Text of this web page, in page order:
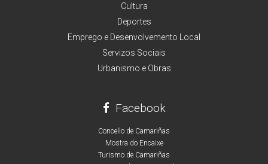
Cultura
Deportes
Emprego e Desenvolvemento Local
Servizos Sociais
Urbanismo e Obras
Facebook
Concello de Camariñas
Mostra do Encaixe
Turismo de Camariñas